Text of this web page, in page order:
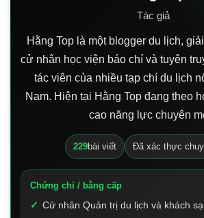
Tác giả
Hằng Top là một blogger du lịch,
cử nhân học viện báo chí và tuyên
tác viên của nhiều tạp chí du lịch
Nam. Hiện tại Hằng Top đang theo
cao năng lực chuyên
229bài viết Đã xác thực
Chứng chỉ / bằng cấp
Cử nhân Quản trị du lịch và khách